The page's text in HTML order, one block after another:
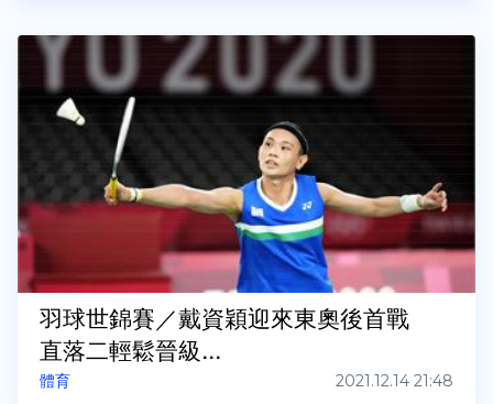
體育
羽球世錦賽／戴資穎迎來東奧後首戰
直落二輕鬆晉級...
2021.12.14 21:48